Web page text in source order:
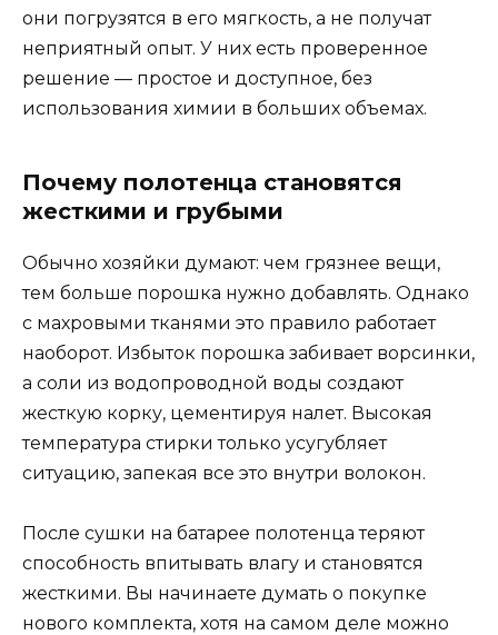
они погрузятся в его мягкость, а не получат
неприятный опыт. У них есть проверенное
решение — простое и доступное, без
использования химии в больших объемах.
Почему полотенца становятся
жесткими и грубыми
Обычно хозяйки думают: чем грязнее вещи,
тем больше порошка нужно добавлять. Однако
с махровыми тканями это правило работает
наоборот. Избыток порошка забивает ворсинки,
а соли из водопроводной воды создают
жесткую корку, цементируя налет. Высокая
температура стирки только усугубляет
ситуацию, запекая все это внутри волокон.
После сушки на батарее полотенца теряют
способность впитывать влагу и становятся
жесткими. Вы начинаете думать о покупке
нового комплекта, хотя на самом деле можно